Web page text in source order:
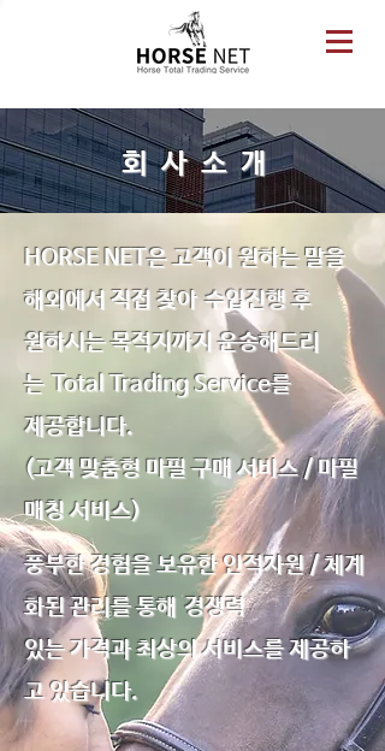
회 사 소 개
HORSE NET은 고객이 원하는 말을
해외에서 직접 찾아 수입진행 후
원하시는 목적지까지 운송해드리
는 Total Trading Service를
제공합니다.
(고객 맞춤형 마필 구매 서비스 / 마필
매칭 서비스)
풍부한 경험을 보유한 인적자원 / 체계
화된 관리를 통해 경쟁력
있는 가격과 최상의 서비스를 제공하
고 있습니다.